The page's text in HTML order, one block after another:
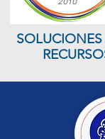
SOLUCIONES